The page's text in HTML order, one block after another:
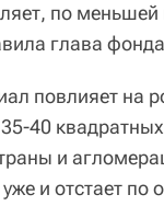
по
глава
повлияет на
40
и
и отстает по